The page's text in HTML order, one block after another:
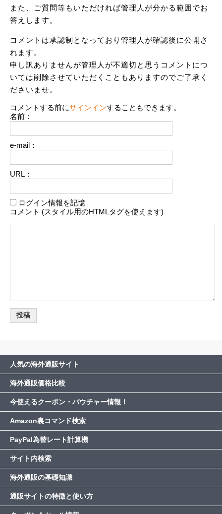
また、ご質問等もいただければ管理人が分かる範囲でお
答えします。
コメントは承認制となっており管理人が確認後に公開さ
れます。
申し訳ありませんが管理人が不適切と思うコメントにつ
いては削除させていただくこともありますのでご了承く
ださいませ。
コメントする前にサインインすることもできます。
名前：
e-mail：
URL：
ログイン情報を記憶
コメント (スタイル用のHTMLタグを使えます)
人気の海外通販サイト
海外通販価格比較
今使えるクーポン・バウチャー情報！
Amazon裏コマンド検索
PayPal為替レート計算機
サイト内検索
海外通販の基礎知識
通販サイトの特徴と使い方